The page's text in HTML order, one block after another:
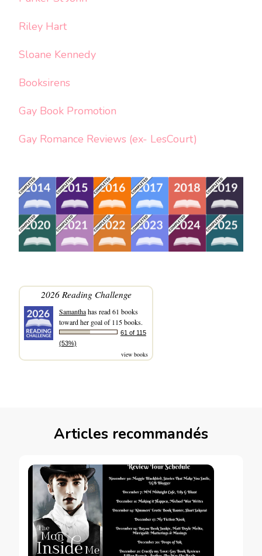
Riley Hart
Sloane Kennedy
Booksirens
Gay Book Promotion
Gay Romance Reviews (ex- LesCourt)
2026 Reading Challenge
Samanthahas read 61 books
toward her goal of 115 books.
61 of 115
(53%)
view books
Articles recommandés